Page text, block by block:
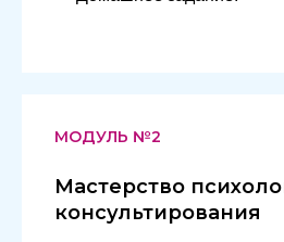
МОДУЛЬ №2
Мастерство
консультирования